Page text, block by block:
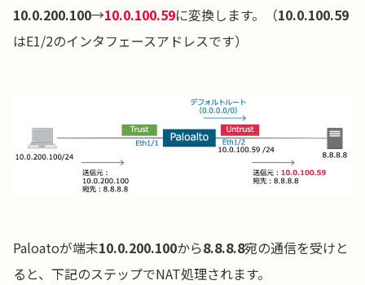
10.0.200.100→10.0.100.59に変換します。（10.0.100.59
はE1/2のインタフェースアドレスです）
Paloatoが端末10.0.200.100から8.8.8.8宛の通信を受けと
ると、下記のステップでNAT処理されます。